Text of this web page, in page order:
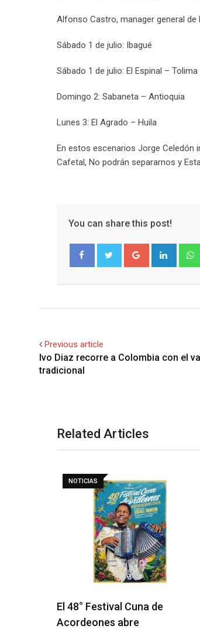
Alfonso Castro, manager general
Sábado 1 de julio: Ibagué
Sábado 1 de julio: El Espinal – Tolima
Domingo 2: Sabaneta – Antioquia
Lunes 3: El Agrado – Huila
En estos escenarios Jorge Celedón
Cafetal, No podrán separarnos y
You can share this post!
Google+
Previous article
Ivo Diaz recorre a Colombia con el
tradicional
Related Articles
NOTICIAS
El 48° Festival Cuna de
Acordeones abre